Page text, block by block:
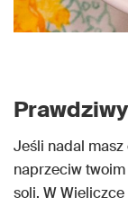
Jeśli nadal
naprzeciw
soli. W